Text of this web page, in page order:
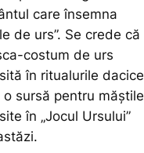
care însemna
de urs”. Se crede că
costum de urs
în ritualurile dacice
o sursă pentru măștile
în „Jocul Ursului”